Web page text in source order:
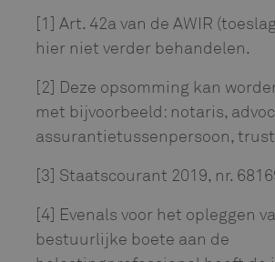
[1] Art. 42a van de AWIR
hier niet verder behandelen.
[2] Deze opsomming kan
met bijvoorbeeld: notaris,
assurantietussenpersoon,
[3] Staatscourant 2019, nr.
[4] Evenals voor het opleggen
bestuurlijke boete aan de